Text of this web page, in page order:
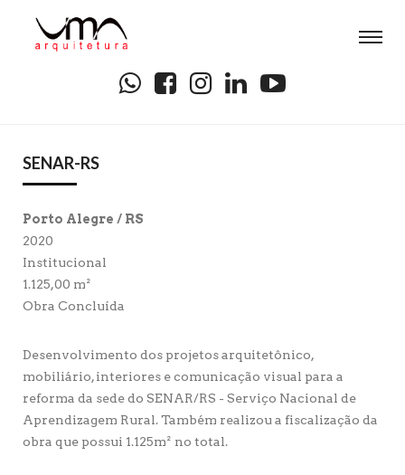
SENAR-RS
Porto Alegre / RS
2020
Institucional
1.125,00 m²
Obra Concluída
Desenvolvimento dos projetos arquitetônico,
mobiliário, interiores e comunicação visual para a
reforma da sede do SENAR/RS - Serviço Nacional de
Aprendizagem Rural. Também realizou a fiscalização da
obra que possui 1.125m² no total.